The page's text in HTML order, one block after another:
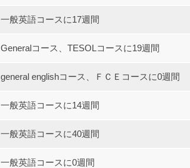
一般英語コースに17週間
Generalコース、TESOLコースに19週間
general englishコース、ＦＣＥコースに0週間
一般英語コースに14週間
一般英語コースに40週間
一般英語コースに0週間